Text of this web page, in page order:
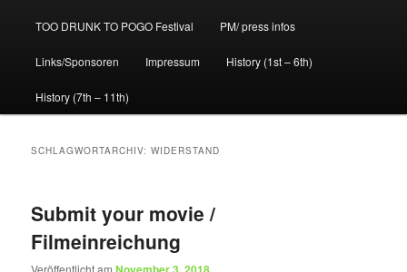
TOO DRUNK TO POGO Festival PM/ press infos
Links/Sponsoren Impressum History (1st – 6th)
History (7th – 11th)
SCHLAGWORTARCHIV:WIDERSTAND
Submit your movie /
Filmeinreichung